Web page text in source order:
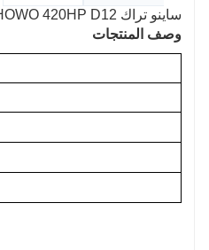
ساينو تراك HOWO 420HP D12 مجموعة المحرك EuroII
وصف المنتجات